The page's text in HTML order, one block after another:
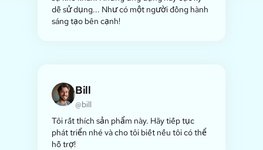
dễ sử dụng... Như có một người đồng hành
sáng tạo bên cạnh!
Bill
@bill
Tôi rất thích sản phẩm này. Hãy tiếp tục
phát triển nhé và cho tôi biết nếu tôi có thể
hỗ trợ!